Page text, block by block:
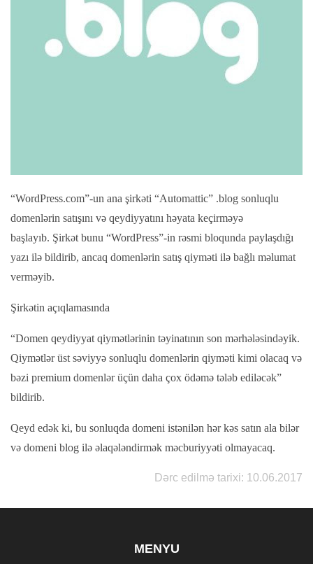
“WordPress.com”-un ana şirkəti “Automattic” .blog sonluqlu
domenlərin satışını və qeydiyyatını həyata keçirməyə
başlayıb. Şirkət bunu “WordPress”-in rəsmi bloqunda paylaşdığı
yazı ilə bildirib, ancaq domenlərin satış qiyməti ilə bağlı məlumat
verməyib.
Şirkətin açıqlamasında
“Domen qeydiyyat qiymətlərinin təyinatının son mərhələsindəyik.
Qiymətlər üst səviyyə sonluqlu domenlərin qiyməti kimi olacaq və
bəzi premium domenlər üçün daha çox ödəmə tələb ediləcək”
bildirib.
Qeyd edək ki, bu sonluqda domeni istənilən hər kəs satın ala bilər
və domeni blog ilə əlaqələndirmək məcburiyyəti olmayacaq.
Dərc edilmə tarixi: 10.06.2017
MENYU